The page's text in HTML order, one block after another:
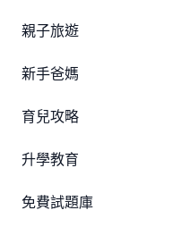
親子旅遊
新手爸媽
育兒攻略
升學教育
免費試題庫